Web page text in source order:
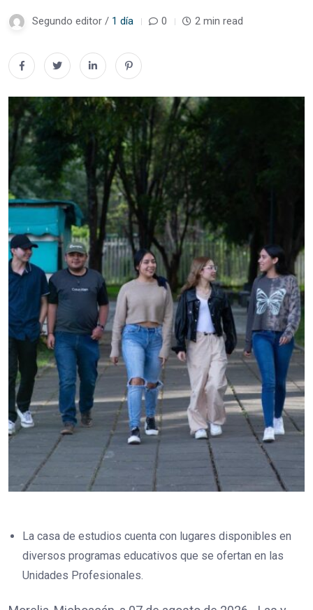
Segundo editor / 1 día 0 2 min read
La casa de estudios cuenta con lugares disponibles en
diversos programas educativos que se ofertan en las
Unidades Profesionales.